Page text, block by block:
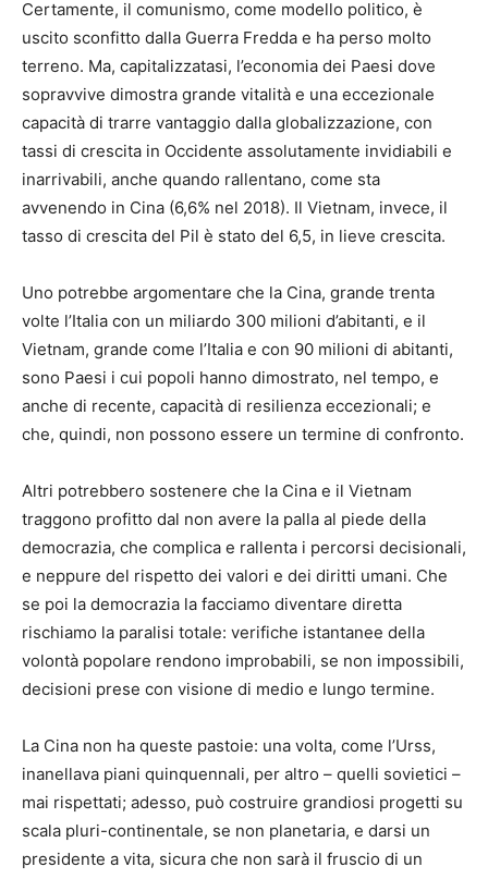
Certamente, il comunismo, come modello politico, è
uscito sconfitto dalla Guerra Fredda e ha perso molto
terreno. Ma, capitalizzatasi, l’economia dei Paesi dove
sopravvive dimostra grande vitalità e una eccezionale
capacità di trarre vantaggio dalla globalizzazione, con
tassi di crescita in Occidente assolutamente invidiabili e
inarrivabili, anche quando rallentano, come sta
avvenendo in Cina (6,6% nel 2018). Il Vietnam, invece, il
tasso di crescita del Pil è stato del 6,5, in lieve crescita.
Uno potrebbe argomentare che la Cina, grande trenta
volte l’Italia con un miliardo 300 milioni d’abitanti, e il
Vietnam, grande come l’Italia e con 90 milioni di abitanti,
sono Paesi i cui popoli hanno dimostrato, nel tempo, e
anche di recente, capacità di resilienza eccezionali; e
che, quindi, non possono essere un termine di confronto.
Altri potrebbero sostenere che la Cina e il Vietnam
traggono profitto dal non avere la palla al piede della
democrazia, che complica e rallenta i percorsi decisionali,
e neppure del rispetto dei valori e dei diritti umani. Che
se poi la democrazia la facciamo diventare diretta
rischiamo la paralisi totale: verifiche istantanee della
volontà popolare rendono improbabili, se non impossibili,
decisioni prese con visione di medio e lungo termine.
La Cina non ha queste pastoie: una volta, come l’Urss,
inanellava piani quinquennali, per altro – quelli sovietici –
mai rispettati; adesso, può costruire grandiosi progetti su
scala pluri-continentale, se non planetaria, e darsi un
presidente a vita, sicura che non sarà il fruscio di un